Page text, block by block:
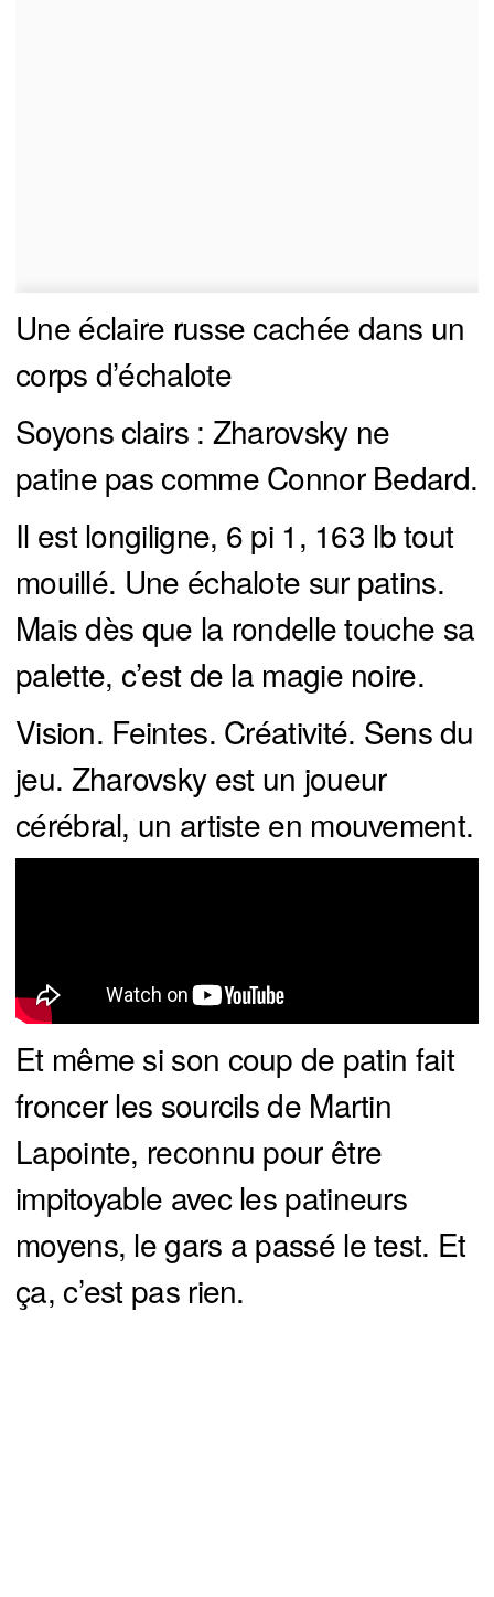
Une éclaire russe cachée dans un
corps d’échalote
Soyons clairs : Zharovsky ne
patine pas comme Connor Bedard.
Il est longiligne, 6 pi 1, 163 lb tout
mouillé. Une échalote sur patins.
Mais dès que la rondelle touche sa
palette, c’est de la magie noire.
Vision. Feintes. Créativité. Sens du
jeu. Zharovsky est un joueur
cérébral, un artiste en mouvement.
Et même si son coup de patin fait
froncer les sourcils de Martin
Lapointe, reconnu pour être
impitoyable avec les patineurs
moyens, le gars a passé le test. Et
ça, c’est pas rien.